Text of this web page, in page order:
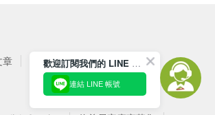
章 訂閱電子報 歡迎訂閱我們的 LINE 官方帳號
連結 LINE 帳號